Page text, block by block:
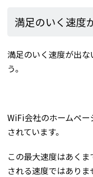
満足のいく速度
満足のいく速度が出
う。
WiFi会社のホームペ
されています。
この最大速度はあく
される速度ではありま